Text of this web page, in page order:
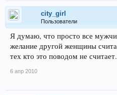
city_girl
Пользователи
Я думаю, что просто все
желание другой женщины
тех кто это поводом не считает.
6 апр 2010